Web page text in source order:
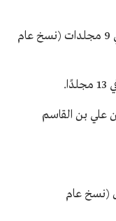
- البحر المحيط، لأبي حيان لأندلسي، ويقع في 9 مجلدات (نسخ عام
علي بن القاسم
(نسخ عام